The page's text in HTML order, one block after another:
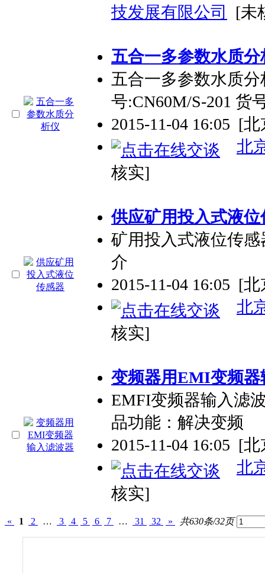
技发展有限公司 [未
五合一多参数水质分
五合一多参数水质
号:CN60M/S-201 货
2015-11-04 16:05 [北
北
核实]
供应矿用投入式液位
矿用投入式液位传
介
2015-11-04 16:05 [北
北
核实]
变频器用EMI变频器
EMFI变频器输入滤
品功能：解决变频
2015-11-04 16:05 [北
北
核实]
« 1 2 … 3 4 5 6 7 … 31 32 » 共630条/32页